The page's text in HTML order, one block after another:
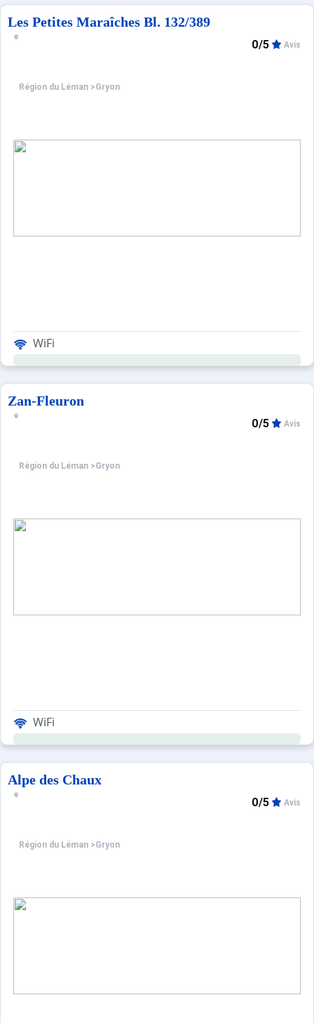
Les Petites Maraîches Bl. 132/389
Région du Léman >Gryon
0/5 Avis
WiFi
Zan-Fleuron
Région du Léman >Gryon
0/5 Avis
WiFi
Alpe des Chaux
Région du Léman >Gryon
0/5 Avis